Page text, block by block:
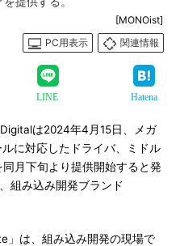
[MONOist]
PC用表示
関連情報
LINE Hatena
は2024年4月15日、メガ
に対応したドライバ、ミドル
月下旬より提供開始すると発
組み込み開発ブランド
」は、組み込み開発の現場で